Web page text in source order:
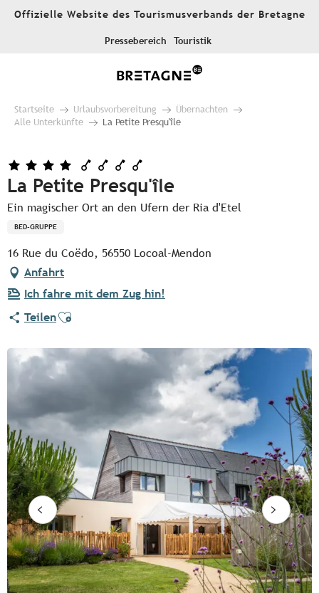
AllerOffizielle Website des Tourismusverbands der Bretagne
Pressebereich Touristik
Startseite Urlaubsvorbereitung
Übernachten
Alle Unterkünfte
La Petite Presqu'île
La Petite Presqu'île
Ein magischer Ort an den Ufern der Ria d'Etel
BED-GRUPPE
16 Rue du Coëdo, 56550 Locoal-Mendon
Anfahrt
Ich fahre mit dem Zug hin!
TeilenAjouter aux favoris